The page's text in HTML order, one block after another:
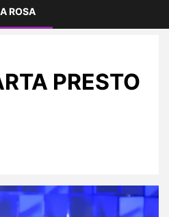
ROSA
PRESTO SPOSO
PRESTO